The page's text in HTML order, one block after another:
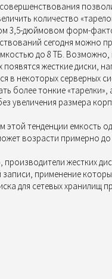
количество
3,5-дюймовом форм-
сегодня можно
до 8 ТБ. Возможно,
появятся жесткие диски,
в некоторых серверных
более тонкие «тарелки»,
увеличения размера
этой тенденции емкость
возрасти примерно до
производители жестких
записи, применение
для сетевых хранилищ